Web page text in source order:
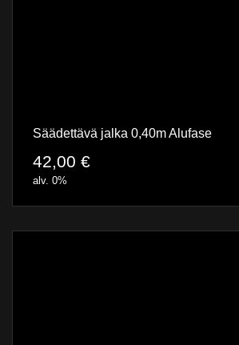
Säädettävä jalka 0,40m Alufase
42,00 €
alv. 0%